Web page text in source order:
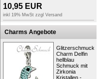
10,95 EUR
inkl 19% MwSt zzgl Versand
Charms Angebote
Glitzerschmuck
Charm Delfin
hellblau
Schmuck mit
Zirkonia
Kristallen -